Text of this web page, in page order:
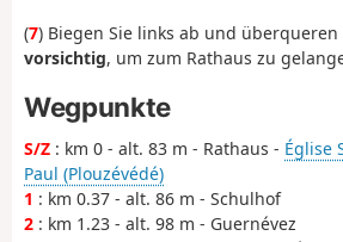
(7) Biegen Sie links ab und überqueren
vorsichtig, um zum Rathaus zu
Wegpunkte
S/Z : km 0 - alt. 83 m - Rathaus - Église
Paul (Plouzévédé)
1 : km 0.37 - alt. 86 m - Schulhof
2 : km 1.23 - alt. 98 m - Guernévez